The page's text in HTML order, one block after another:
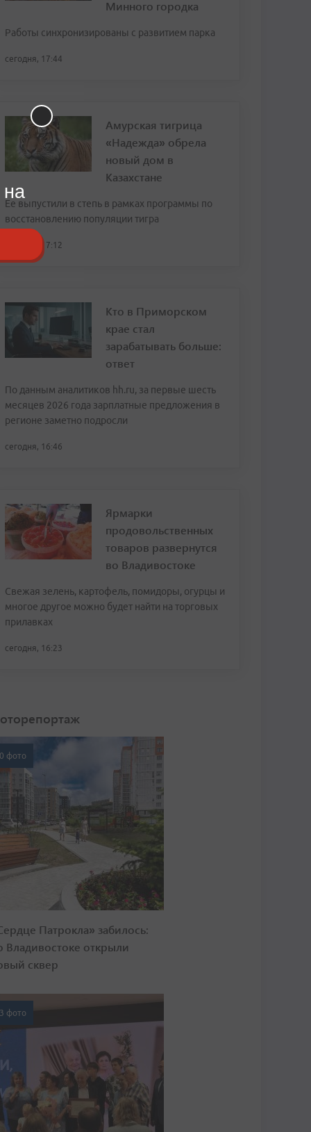
Минного городка
Работы синхронизированы с развитием парка
сегодня, 17:44
Амурская тигрица
«Надежда» обрела
новый дом в
Казахстане
Ее выпустили в степь в рамках программы по
восстановлению популяции тигра
сегодня, 17:12
Кто в Приморском
крае стал
зарабатывать больше:
ответ
По данным аналитиков hh.ru, за первые шесть
месяцев 2026 года зарплатные предложения в
регионе заметно подросли
сегодня, 16:46
Ярмарки
продовольственных
товаров развернутся
во Владивостоке
Свежая зелень, картофель, помидоры, огурцы и
многое другое можно будет найти на торговых
прилавках
сегодня, 16:23
фото
Патрокла» забилось:
Владивостоке открыли
сквер
фото